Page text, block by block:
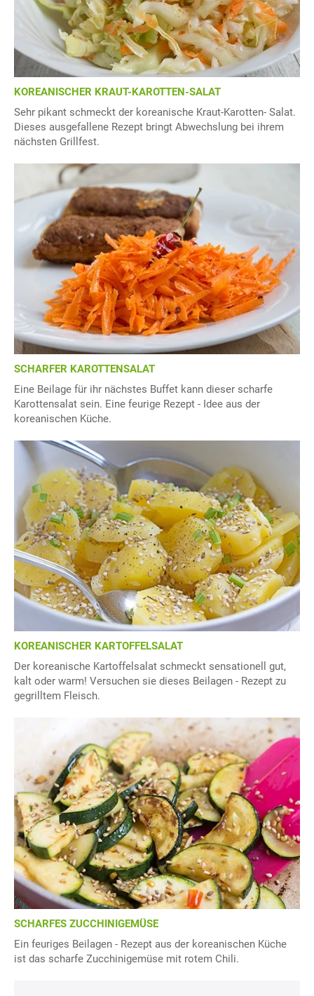
KOREANISCHER KRAUT-KAROTTEN-SALAT
Sehr pikant schmeckt der koreanische Kraut-Karotten- Salat.
Dieses ausgefallene Rezept bringt Abwechslung bei ihrem
nächsten Grillfest.
SCHARFER KAROTTENSALAT
Eine Beilage für ihr nächstes Buffet kann dieser scharfe
Karottensalat sein. Eine feurige Rezept - Idee aus der
koreanischen Küche.
KOREANISCHER KARTOFFELSALAT
Der koreanische Kartoffelsalat schmeckt sensationell gut,
kalt oder warm! Versuchen sie dieses Beilagen - Rezept zu
gegrilltem Fleisch.
SCHARFES ZUCCHINIGEMÜSE
Ein feuriges Beilagen - Rezept aus der koreanischen Küche
ist das scharfe Zucchinigemüse mit rotem Chili.